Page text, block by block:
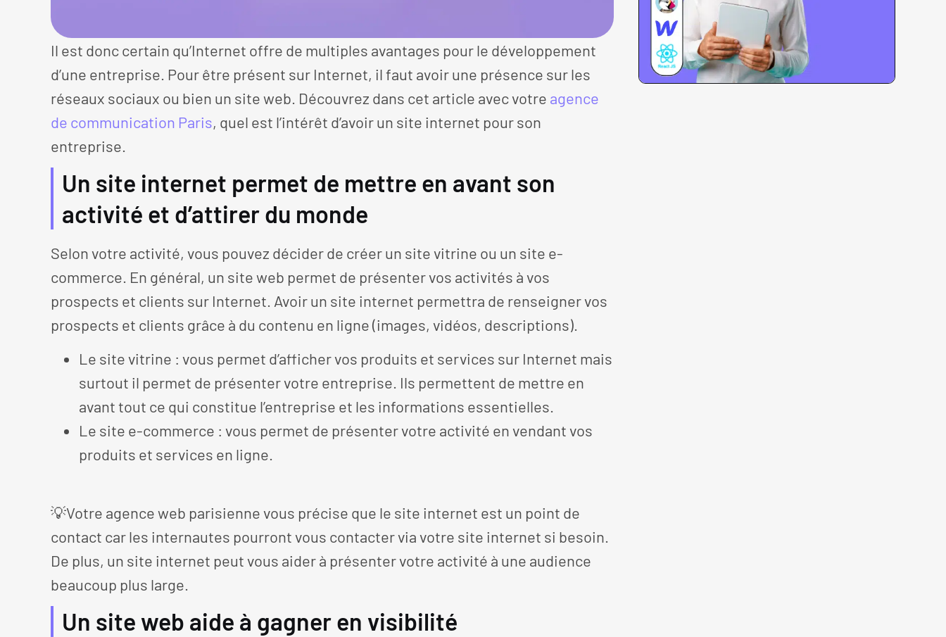
Il est donc certain qu’Internet offre de multiples avantages pour le développement
d’une entreprise. Pour être présent sur Internet, il faut avoir une présence sur les
réseaux sociaux ou bien un site web. Découvrez dans cet article avec votre agence
de communication Paris, quel est l’intérêt d’avoir un site internet pour son
entreprise.
Un site internet permet de mettre en avant son
activité et d’attirer du monde
Selon votre activité, vous pouvez décider de créer un site vitrine ou un site e-
commerce. En général, un site web permet de présenter vos activités à vos
prospects et clients sur Internet. Avoir un site internet permettra de renseigner vos
prospects et clients grâce à du contenu en ligne (images, vidéos, descriptions).
Le site vitrine : vous permet d’afficher vos produits et services sur Internet mais
surtout il permet de présenter votre entreprise. Ils permettent de mettre en
avant tout ce qui constitue l’entreprise et les informations essentielles.
Le site e-commerce : vous permet de présenter votre activité en vendant vos
produits et services en ligne.
💡Votre agence web parisienne vous précise que le site internet est un point de
contact car les internautes pourront vous contacter via votre site internet si besoin.
De plus, un site internet peut vous aider à présenter votre activité à une audience
beaucoup plus large.
Un site web aide à gagner en visibilité